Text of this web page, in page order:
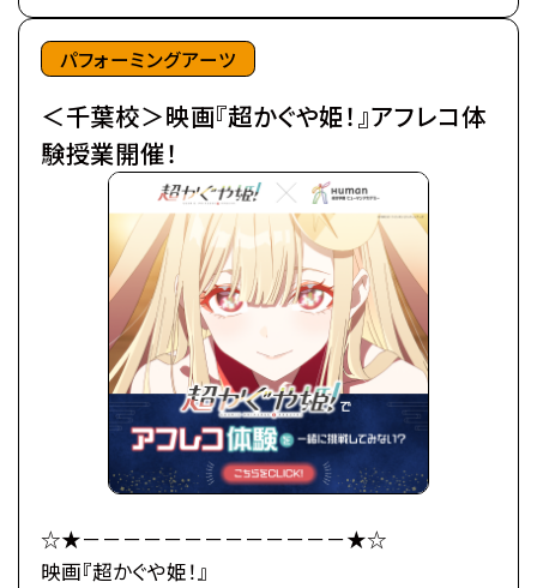
クヨミ＞で、彩葉はヤチヨの推し活をしつつ、バトルゲ
ームで細々とお小遣い稼ぎをしていた。
そんなある日の帰り道、彩葉は七色に光り輝くゲーミ
ング電柱を見つける。
中から出てきたのは、なんとも可愛らしい赤ちゃん。
放っておけず連れ帰ると、赤ちゃんはみるみるうちに
大きくなり、彩葉と同い年ぐらいの女の子に。
「あなた、もしやかぐや姫なの？」
大きくなったかぐや姫はわがまま放題。
かぐやのお願い(わがまま)で彩葉は、ツクヨミでのラ
イバー活動を手伝うことに。
彩葉がプロデューサーとして音楽を作り、かぐやがラ
イバーとして歌うことで、
二人は少しずつ打ち解けていく。
かぐやを月へと連れ戻す不吉な影が、すぐそこまで迫
っているとも知らずに——
パフォーミングアーツ
＜千葉校＞映画『超かぐや姫！』アフレコ体
験授業開催！
☆★－－－－－－－－－－－－－★☆
映画『超かぐや姫！』